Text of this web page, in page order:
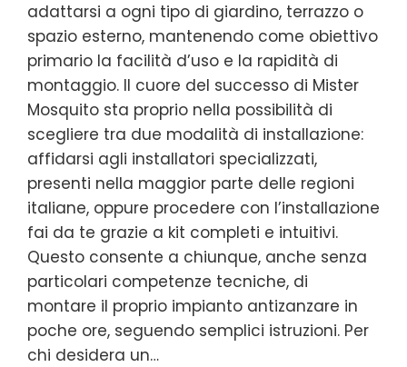
adattarsi a ogni tipo di giardino, terrazzo o
spazio esterno, mantenendo come obiettivo
primario la facilità d’uso e la rapidità di
montaggio. Il cuore del successo di Mister
Mosquito sta proprio nella possibilità di
scegliere tra due modalità di installazione:
affidarsi agli installatori specializzati,
presenti nella maggior parte delle regioni
italiane, oppure procedere con l’installazione
fai da te grazie a kit completi e intuitivi.
Questo consente a chiunque, anche senza
particolari competenze tecniche, di
montare il proprio impianto antizanzare in
poche ore, seguendo semplici istruzioni. Per
chi desidera un…